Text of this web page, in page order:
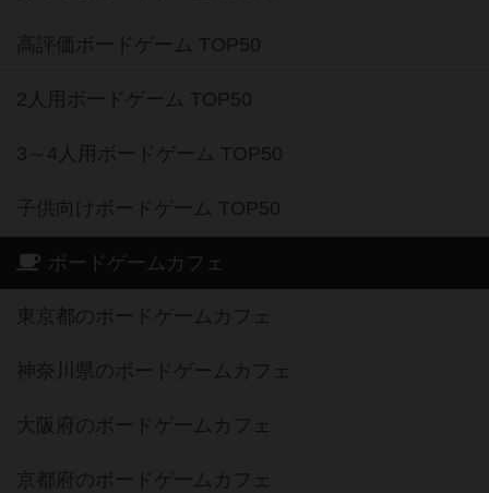
高評価ボードゲーム TOP50
2人用ボードゲーム TOP50
3～4人用ボードゲーム TOP50
子供向けボードゲーム TOP50
ボードゲームカフェ
東京都のボードゲームカフェ
神奈川県のボードゲームカフェ
大阪府のボードゲームカフェ
京都府のボードゲームカフェ